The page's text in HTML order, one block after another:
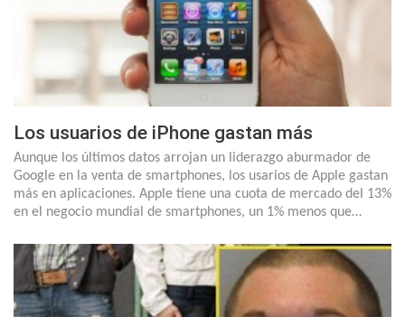
Los usuarios de iPhone gastan más
Aunque los últimos datos arrojan un liderazgo aburmador de
Google en la venta de smartphones, los usarios de Apple gastan
más en aplicaciones. Apple tiene una cuota de mercado del 13%
en el negocio mundial de smartphones, un 1% menos que…